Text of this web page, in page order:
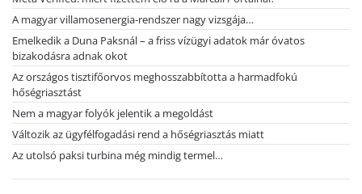
A magyar villamosenergia-rendszer nagy vizsgája…
Emelkedik a Duna Paksnál – a friss vízügyi adatok már óvatos
bizakodásra adnak okot
Az országos tisztifőorvos meghosszabbította a harmadfokú
hőségriasztást
Nem a magyar folyók jelentik a megoldást
Változik az ügyfélfogadási rend a hőségriasztás miatt
Az utolsó paksi turbina még mindig termel…